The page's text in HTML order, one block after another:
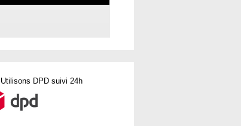
Utilisons DPD suivi 24h